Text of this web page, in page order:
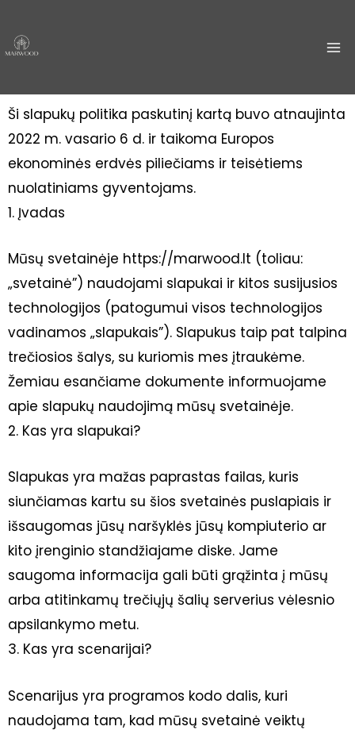
prie
turinio
Ši slapukų politika paskutinį kartą buvo atnaujinta
2022 m. vasario 6 d. ir taikoma Europos
ekonominės erdvės piliečiams ir teisėtiems
nuolatiniams gyventojams.
1. Įvadas
Mūsų svetainėje https://marwood.lt (toliau:
„svetainė”) naudojami slapukai ir kitos susijusios
technologijos (patogumui visos technologijos
vadinamos „slapukais”). Slapukus taip pat talpina
trečiosios šalys, su kuriomis mes įtraukėme.
Žemiau esančiame dokumente informuojame
apie slapukų naudojimą mūsų svetainėje.
2. Kas yra slapukai?
Slapukas yra mažas paprastas failas, kuris
siunčiamas kartu su šios svetainės puslapiais ir
išsaugomas jūsų naršyklės jūsų kompiuterio ar
kito įrenginio standžiajame diske. Jame
saugoma informacija gali būti grąžinta į mūsų
arba atitinkamų trečiųjų šalių serverius vėlesnio
apsilankymo metu.
3. Kas yra scenarijai?
Scenarijus yra programos kodo dalis, kuri
naudojama tam, kad mūsų svetainė veiktų